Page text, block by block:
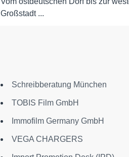
Großstadt ...
Schreibberatung München
TOBIS Film GmbH
Immofilm Germany GmbH
VEGA CHARGERS